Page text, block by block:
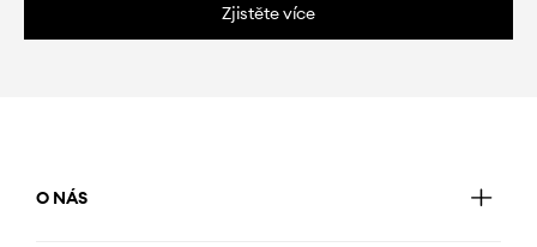
Zjistěte více
O NÁS